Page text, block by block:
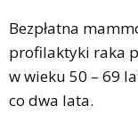
Bezpłatna
profilaktyki raka
w wieku 50 – 69
co dwa lata.